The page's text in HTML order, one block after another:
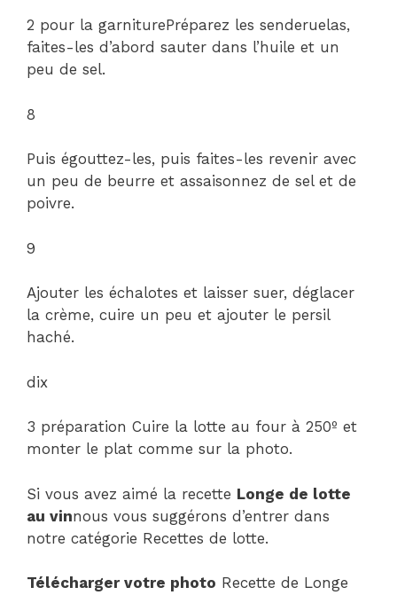
2 pour la garniturePréparez les senderuelas,
faites-les d’abord sauter dans l’huile et un
peu de sel.
8
Puis égouttez-les, puis faites-les revenir avec
un peu de beurre et assaisonnez de sel et de
poivre.
9
Ajouter les échalotes et laisser suer, déglacer
la crème, cuire un peu et ajouter le persil
haché.
dix
3 préparation Cuire la lotte au four à 250º et
monter le plat comme sur la photo.
Si vous avez aimé la recette Longe de lotte
au vinnous vous suggérons d’entrer dans
notre catégorie Recettes de lotte.
Télécharger votre photo Recette de Longe